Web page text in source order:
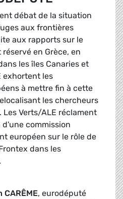
débat de la situation
aux frontières
aux rapports sur le
en Grèce, en
les îles Canaries et
exhortent les
à mettre fin à cette
les chercheurs
Verts/ALE réclament
commission
européen sur le rôle de
dans les
CARÊME, eurodéputé